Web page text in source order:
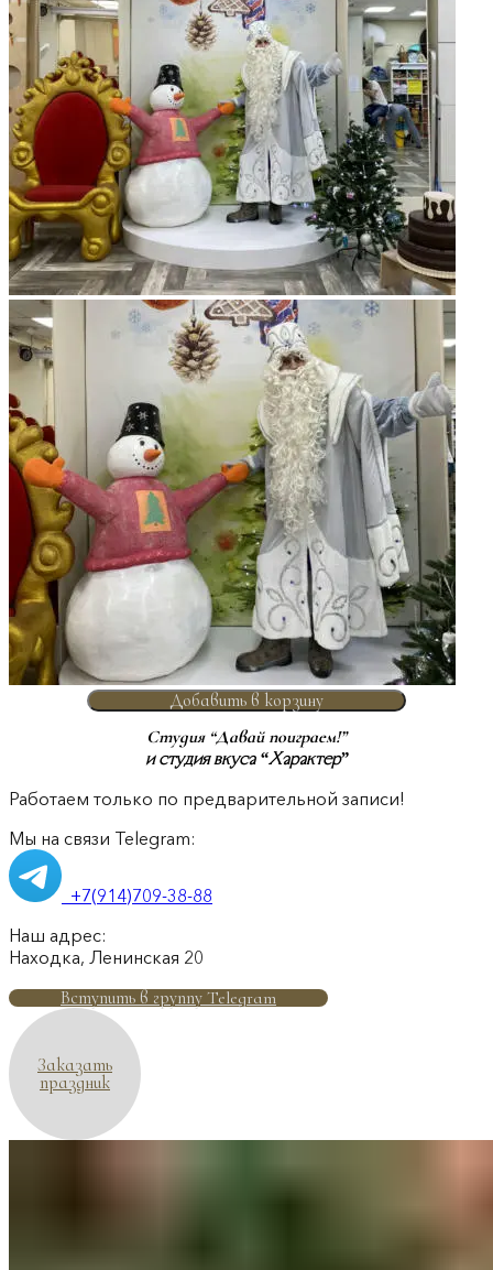
Добавить в корзину
Студия “Давай поиграем!”
и студия вкуса “Характер”
Работаем только по предварительной записи!
Мы на связи Telegram:
+7(914)709-38-88
Наш адрес:
Находка, Ленинская 20
Вступить в группу Telegram
Заказать
праздник